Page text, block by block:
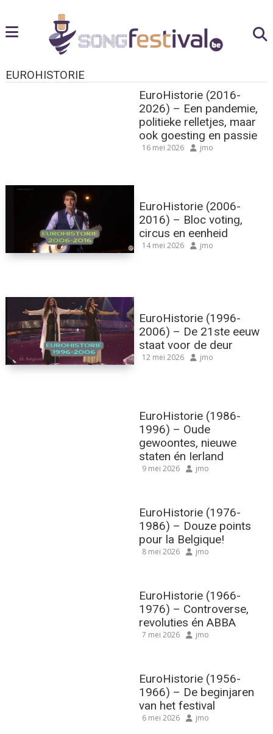
EUROHISTORIE
EuroHistorie (2016-
2026) – Een pandemie,
politieke relletjes, maar
ook goesting en passie
16 mei 2026 jmo
EuroHistorie (2006-
2016) – Bloc voting,
circus en eenheid
14 mei 2026 jmo
EuroHistorie (1996-
2006) – De 21ste eeuw
staat voor de deur
12 mei 2026 jmo
EuroHistorie (1986-
1996) – Oude
gewoontes, nieuwe
staten én Ierland
9 mei 2026 jmo
EuroHistorie (1976-
1986) – Douze points
pour la Belgique!
8 mei 2026 jmo
EuroHistorie (1966-
1976) – Controverse,
revoluties én ABBA
7 mei 2026 jmo
EuroHistorie (1956-
1966) – De beginjaren
van het festival
6 mei 2026 jmo